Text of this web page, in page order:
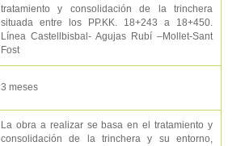
tratamiento y consolidación de la trinchera
situada entre los PP.KK. 18+243 a 18+450.
Línea Castellbisbal- Agujas Rubí –Mollet-Sant
Fost
3 meses
La obra a realizar se basa en el tratamiento y
consolidación de la trinchera y su entorno,